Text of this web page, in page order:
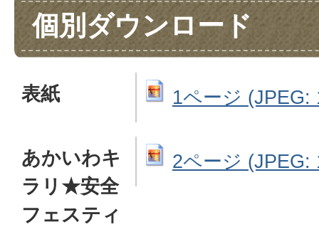
個別ダウンロード
表紙 1ページ (JPEG:
あかいわキ
ラリ★安全
フェスティ
2ページ (JPEG: